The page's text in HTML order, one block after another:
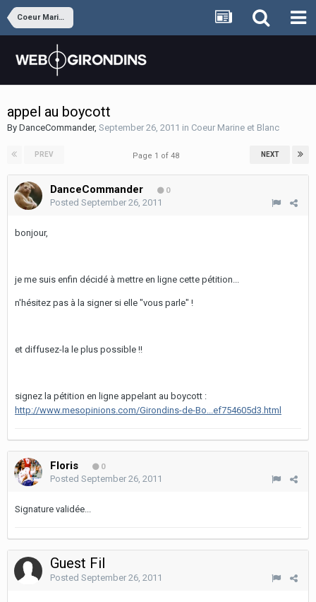
Coeur Marine et Blanc
appel au boycott
By DanceCommander, September 26, 2011 in Coeur Marine et Blanc
PREV NEXT
Page 1 of 48
DanceCommander 0
Posted September 26, 2011
bonjour,
je me suis enfin décidé à mettre en ligne cette pétition...
n'hésitez pas à la signer si elle "vous parle" !
et diffusez-la le plus possible !!
signez la pétition en ligne appelant au boycott :
http://www.mesopinions.com/Girondins-de-Bo...ef754605d3.html
Floris 0
Posted September 26, 2011
Signature validée...
Guest Fil
Posted September 26, 2011